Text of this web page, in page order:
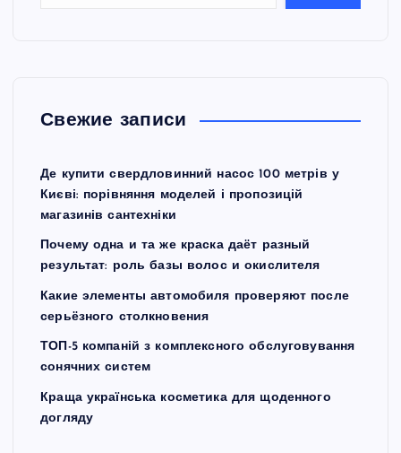
Свежие записи
Де купити свердловинний насос 100 метрів у
Києві: порівняння моделей і пропозицій
магазинів сантехніки
Почему одна и та же краска даёт разный
результат: роль базы волос и окислителя
Какие элементы автомобиля проверяют после
серьёзного столкновения
ТОП-5 компаній з комплексного обслуговування
сонячних систем
Краща українська косметика для щоденного
догляду